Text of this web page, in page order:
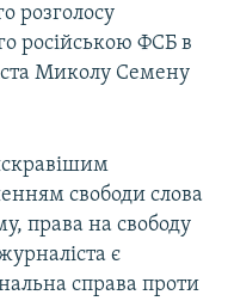
розголосу
російською ФСБ в
Миколу Семену
свободи слова
права на свободу
є
справа проти